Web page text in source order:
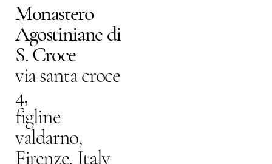
Monastero
Agostiniane di
S. Croce
via santa croce
4,
figline
valdarno,
Firenze, Italy